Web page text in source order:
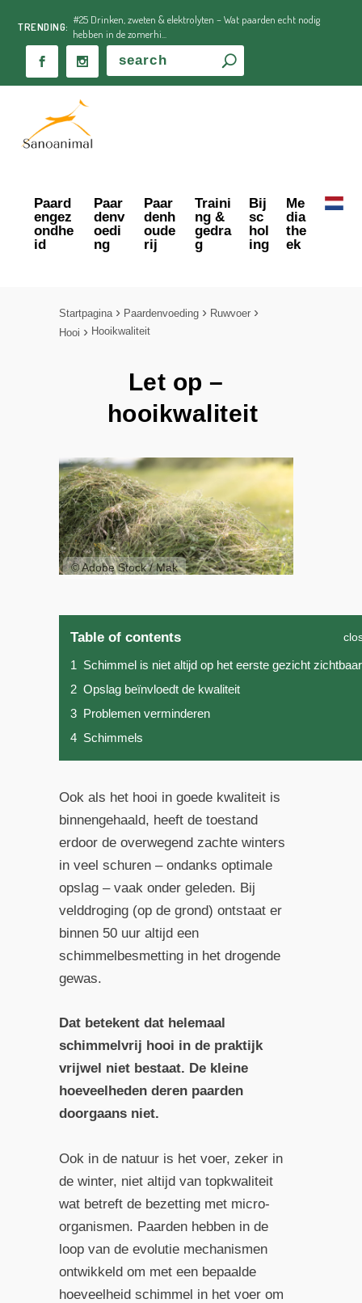
TRENDING:
#25 Drinken, zweten & elektrolyten – Wat paarden echt nodig
hebben in de zomerhi...
Paard
engez
ondhe
id
Paar
denv
oedi
ng
Paar
denh
oude
rij
Traini
ng &
gedra
g
Bij
sc
hol
ing
Me
dia
the
ek
Startpagina Paardenvoeding
Ruwvoer
Hooi
Hooikwaliteit
Let op –
hooikwaliteit
© Adobe Stock / Mak
Table of contents
1 Schimmel is niet altijd op het eerste gezicht zichtbaar
2 Opslag beïnvloedt de kwaliteit
3 Problemen verminderen
4 Schimmels
Ook als het hooi in goede kwaliteit is
binnengehaald, heeft de toestand
erdoor de overwegend zachte winters
in veel schuren – ondanks optimale
opslag – vaak onder geleden. Bij
velddroging (op de grond) ontstaat er
binnen 50 uur altijd een
schimmelbesmetting in het drogende
gewas.
Dat betekent dat helemaal
schimmelvrij hooi in de praktijk
vrijwel niet bestaat. De kleine
hoeveelheden deren paarden
doorgaans niet.
Ook in de natuur is het voer, zeker in
de winter, niet altijd van topkwaliteit
wat betreft de bezetting met micro-
organismen. Paarden hebben in de
loop van de evolutie mechanismen
ontwikkeld om met een bepaalde
hoeveelheid schimmel in het voer om